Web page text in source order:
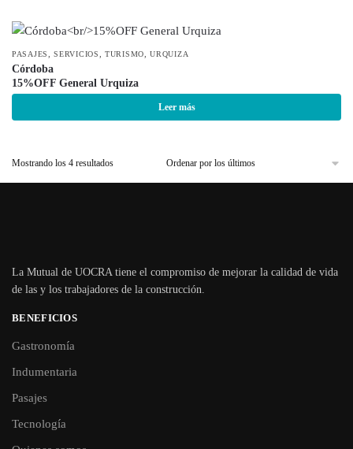
PASAJES ,SERVICIOS ,TURISMO ,URQUIZA
Córdoba
15%OFF General Urquiza
Leer más
Mostrando los 4 resultados
La Mutual de UOCRA tiene el compromiso de mejorar la calidad de vida
de las y los trabajadores de la construcción.
BENEFICIOS
Gastronomía
Indumentaria
Pasajes
Tecnología